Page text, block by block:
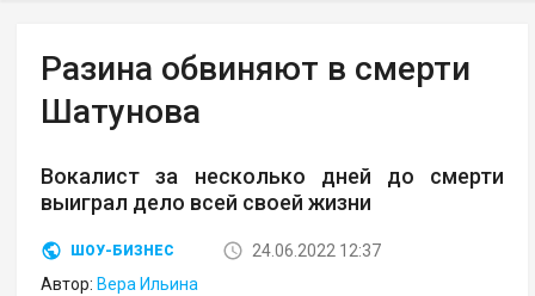
Разина обвиняют в смерти
Шатунова
Вокалист за несколько дней до смерти
выиграл дело всей своей жизни
ШОУ-БИЗНЕС
24.06.2022 12:37
Автор: Вера Ильина